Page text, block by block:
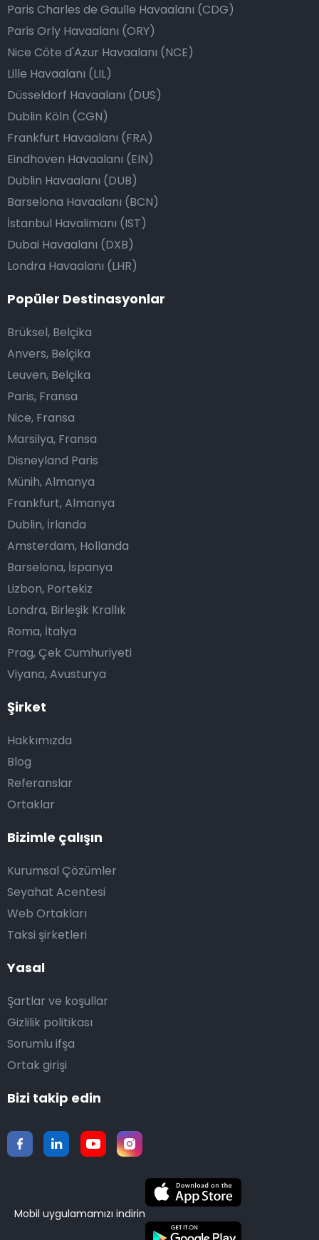
Şirket
Hakkımızda
Blog
Referanslar
Ortaklar
Bizimle çalışın
Kurumsal Çözümler
Seyahat Acentesi
Web Ortakları
Taksi şirketleri
Yasal
Şartlar ve koşullar
Gizlilik politikası
Sorumlu ifşa
Ortak girişi
Paris Charles de Gaulle Havaalanı (CDG)
Paris Orly Havaalanı (ORY)
Nice Côte d'Azur Havaalanı (NCE)
Lille Havaalanı (LIL)
Düsseldorf Havaalanı (DUS)
Dublin Köln (CGN)
Frankfurt Havaalanı (FRA)
Eindhoven Havaalanı (EIN)
Dublin Havaalanı (DUB)
Barselona Havaalanı (BCN)
İstanbul Havalimanı (IST)
Dubai Havaalanı (DXB)
Londra Havaalanı (LHR)
Popüler Destinasyonlar
Brüksel, Belçika
Anvers, Belçika
Leuven, Belçika
Paris, Fransa
Nice, Fransa
Marsilya, Fransa
Disneyland Paris
Münih, Almanya
Frankfurt, Almanya
Dublin, İrlanda
Amsterdam, Hollanda
Barselona, İspanya
Lizbon, Portekiz
Londra, Birleşik Krallık
Roma, İtalya
Prag, Çek Cumhuriyeti
Viyana, Avusturya
Bizi takip edin
Mobil uygulamamızı indirin